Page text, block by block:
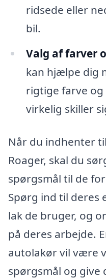
ridsede eller
bil.
Valg af farver
kan hjælpe dig
rigtige farve og
virkelig skiller
Når du indhenter
Roager, skal du
spørgsmål til de
Spørg ind til deres
lak de bruger, og
på deres arbejde.
autolakør vil være
spørgsmål og give